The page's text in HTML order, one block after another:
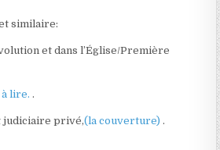
similaire:
et dans l’Église/Première
à lire..
judiciaire privé,(la couverture).